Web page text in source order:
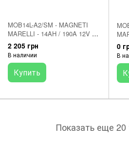
MOB14L-A2/SM - MAGNETI
MARELLI - 14AH / 190A 12V P+
Стартерная аккумуляторная
батарея
2 205 грн
В наличии
Купить
0
В
Показать еще 20